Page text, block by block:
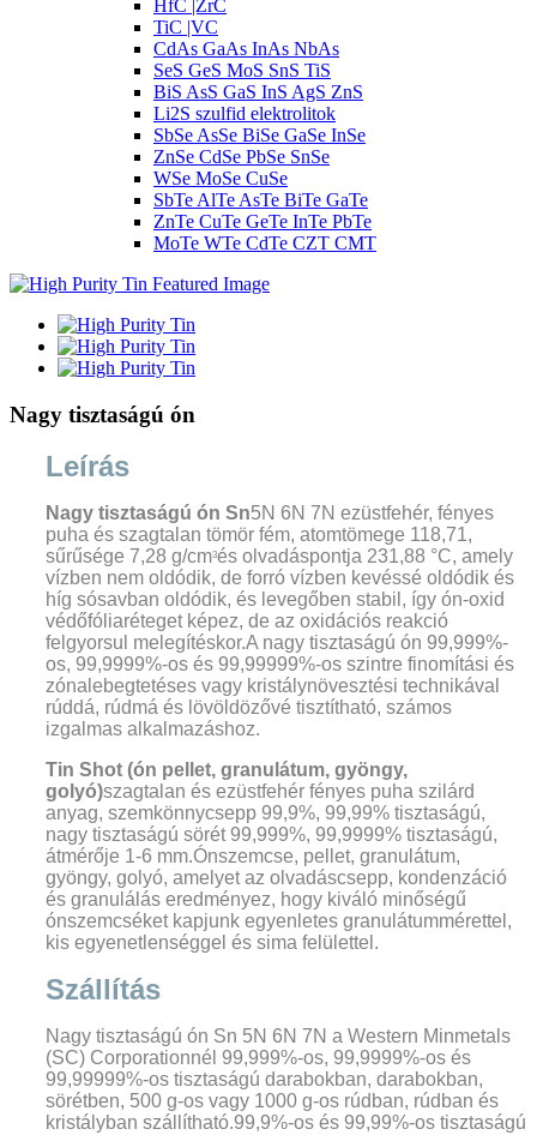
HfC |ZrC
TiC |VC
CdAs GaAs InAs NbAs
SeS GeS MoS SnS TiS
BiS AsS GaS InS AgS ZnS
Li2S szulfid elektrolitok
SbSe AsSe BiSe GaSe InSe
ZnSe CdSe PbSe SnSe
WSe MoSe CuSe
SbTe AlTe AsTe BiTe GaTe
ZnTe CuTe GeTe InTe PbTe
MoTe WTe CdTe CZT CMT
Nagy tisztaságú ón
Leírás
Nagy tisztaságú ón Sn5N 6N 7N ezüstfehér, fényes
puha és szagtalan tömör fém, atomtömege 118,71,
sűrűsége 7,28 g/cm3és olvadáspontja 231,88 °C, amely
vízben nem oldódik, de forró vízben kevéssé oldódik és
híg sósavban oldódik, és levegőben stabil, így ón-oxid
védőfóliaréteget képez, de az oxidációs reakció
felgyorsul melegítéskor.A nagy tisztaságú ón 99,999%-
os, 99,9999%-os és 99,99999%-os szintre finomítási és
zónalebegtetéses vagy kristálynövesztési technikával
rúddá, ​​rúdmá és lövöldözővé tisztítható, számos
izgalmas alkalmazáshoz.
Tin Shot (ón pellet, granulátum, gyöngy,
golyó)szagtalan és ezüstfehér fényes puha szilárd
anyag, szemkönnycsepp 99,9%, 99,99% tisztaságú,
nagy tisztaságú sörét 99,999%, 99,9999% tisztaságú,
átmérője 1-6 mm.Ónszemcse, pellet, granulátum,
gyöngy, golyó, amelyet az olvadáscsepp, kondenzáció
és granulálás eredményez, hogy kiváló minőségű
ónszemcséket kapjunk egyenletes granulátummérettel,
kis egyenetlenséggel és sima felülettel.
Szállítás
Nagy tisztaságú ón Sn 5N 6N 7N a Western Minmetals
(SC) Corporationnél 99,999%-os, 99,9999%-os és
99,99999%-os tisztaságú darabokban, darabokban,
sörétben, 500 g-os vagy 1000 g-os rúdban, rúdban és
kristályban szállítható.99,9%-os és 99,99%-os tisztaságú